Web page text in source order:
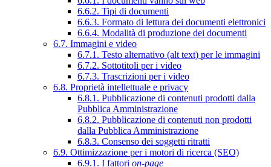
6.6.2. Tipi di documenti
6.6.3. Formato di lettura dei documenti elettronici
6.6.4. Modalità di produzione dei documenti
6.7. Immagini e video
6.7.1. Testo alternativo (alt text) per le immagini
6.7.2. Sottotitoli per i video
6.7.3. Trascrizioni per i video
6.8. Proprietà intellettuale e privacy
6.8.1. Pubblicazione di contenuti prodotti dalla
Pubblica Amministrazione
6.8.2. Pubblicazione di contenuti non prodotti
dalla Pubblica Amministrazione
6.8.3. Consenso dei soggetti ritratti
6.9. Ottimizzazione per i motori di ricerca (SEO)
6.9.1. I fattori on-page